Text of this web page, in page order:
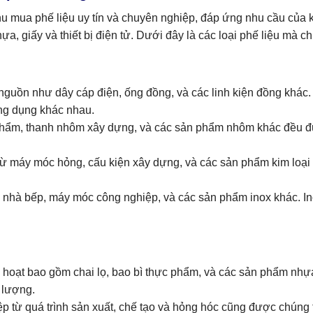
mua phế liệu uy tín và chuyên nghiệp, đáp ứng nhu cầu của
giấy và thiết bị điện tử. Dưới đây là các loại phế liệu mà
như dây cáp điện, ống đồng, và các linh kiện đồng
dụng khác nhau.
thanh nhôm xây dựng, và các sản phẩm nhôm khác đều
máy móc hỏng, cấu kiện xây dựng, và các sản phẩm kim
bếp, máy móc công nghiệp, và các sản phẩm inox khác.
bao gồm chai lọ, bao bì thực phẩm, và các sản phẩm
lượng.
từ quá trình sản xuất, chế tạo và hỏng hóc cũng được